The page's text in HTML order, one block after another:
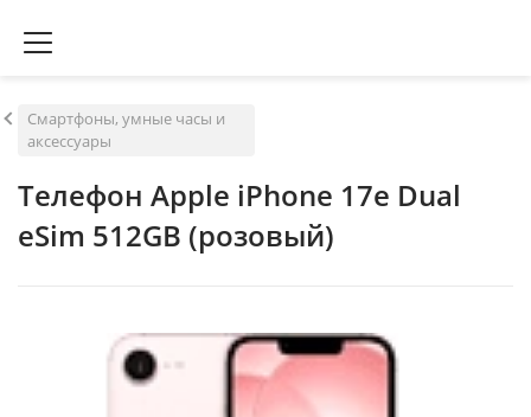
Смартфоны, умные часы и
аксессуары
Телефон Apple iPhone 17e Dual
eSim 512GB (розовый)